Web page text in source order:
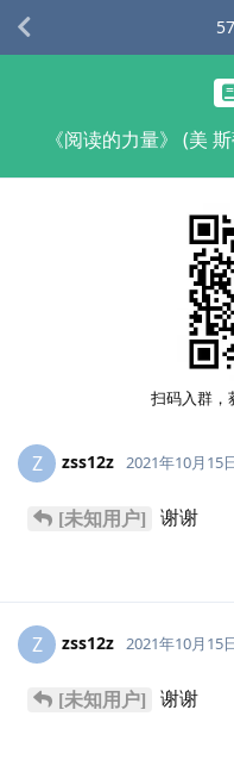
《阅读的力量》 (美
57
扫码入群，
Z zss12z 2021年10月15
[未知用户] 谢谢
Z zss12z 2021年10月15
[未知用户] 谢谢